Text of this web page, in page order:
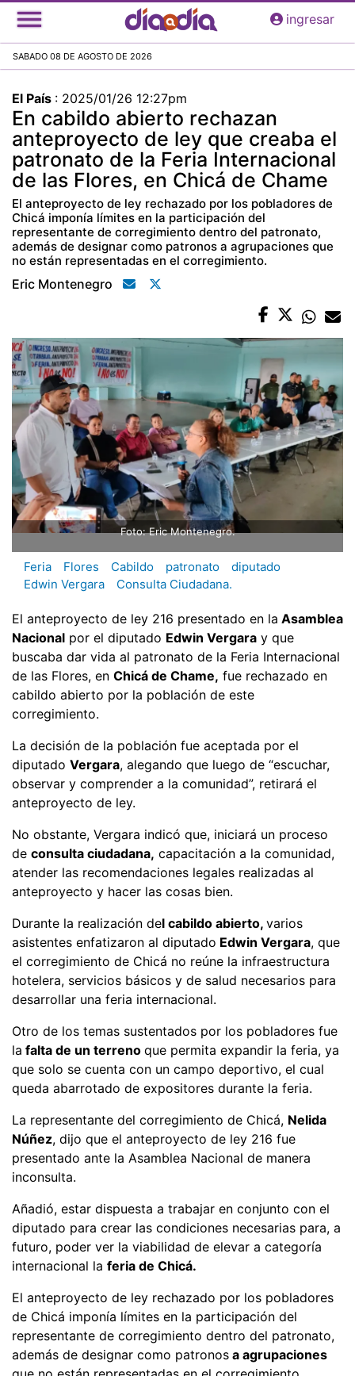
Pasar
al
principal
ingresar
SABADO 08 DE AGOSTO DE 2026
El País : 2025/01/26 12:27pm
En cabildo abierto rechazan
anteproyecto de ley que creaba el
patronato de la Feria Internacional
de las Flores, en Chicá de Chame
El anteproyecto de ley rechazado por los pobladores de
Chicá imponía límites en la participación del
representante de corregimiento dentro del patronato,
además de designar como patronos a agrupaciones que
no están representadas en el corregimiento.
Eric Montenegro
Foto: Eric Montenegro.
Feria Flores Cabildo patronato
diputado
Edwin Vergara
Consulta Ciudadana.
El anteproyecto de ley 216 presentado en la Asamblea
Nacional por el diputado Edwin Vergara y que
buscaba dar vida al patronato de la Feria Internacional
de las Flores, en Chicá de Chame, fue rechazado en
cabildo abierto por la población de este
corregimiento.
La decisión de la población fue aceptada por el
diputado Vergara, alegando que luego de “escuchar,
observar y comprender a la comunidad”, retirará el
anteproyecto de ley.
No obstante, Vergara indicó que, iniciará un proceso
de consulta ciudadana, capacitación a la comunidad,
atender las recomendaciones legales realizadas al
anteproyecto y hacer las cosas bien.
Durante la realización del cabildo abierto, varios
asistentes enfatizaron al diputado Edwin Vergara, que
el corregimiento de Chicá no reúne la infraestructura
hotelera, servicios básicos y de salud necesarios para
desarrollar una feria internacional.
Otro de los temas sustentados por los pobladores fue
la falta de un terreno que permita expandir la feria, ya
que solo se cuenta con un campo deportivo, el cual
queda abarrotado de expositores durante la feria.
La representante del corregimiento de Chicá, Nelida
Núñez, dijo que el anteproyecto de ley 216 fue
presentado ante la Asamblea Nacional de manera
inconsulta.
Añadió, estar dispuesta a trabajar en conjunto con el
diputado para crear las condiciones necesarias para, a
futuro, poder ver la viabilidad de elevar a categoría
internacional la feria de Chicá.
El anteproyecto de ley rechazado por los pobladores
de Chicá imponía límites en la participación del
representante de corregimiento dentro del patronato,
además de designar como patronos a agrupaciones